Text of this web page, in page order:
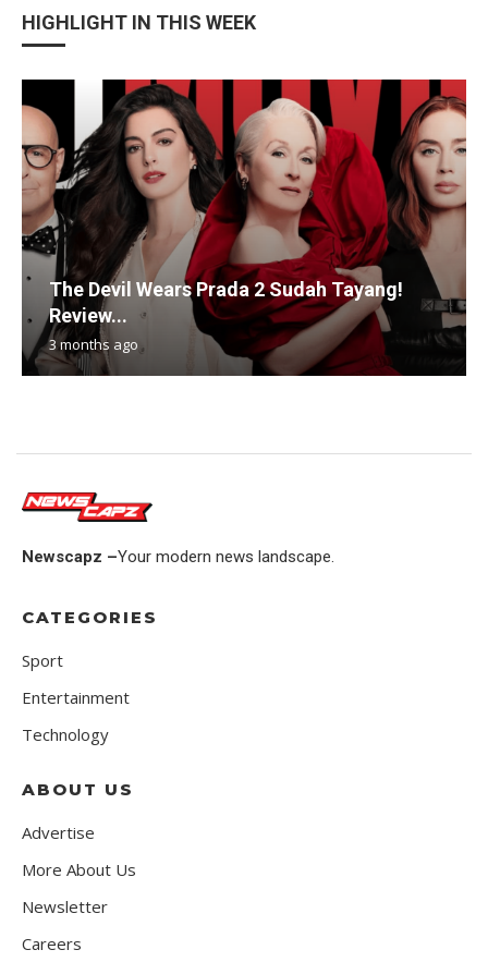
HIGHLIGHT IN THIS WEEK
The Devil Wears Prada 2 Sudah Tayang!
Review...
3 months ago
Newscapz –Your modern news landscape.
CATEGORIES
Sport
Entertainment
Technology
ABOUT US
Advertise
More About Us
Newsletter
Careers